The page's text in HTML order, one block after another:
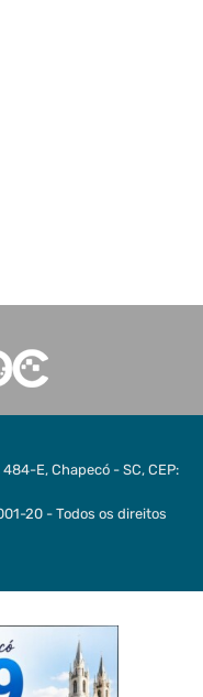
E, Chapecó - SC, CEP:
20 - Todos os direitos